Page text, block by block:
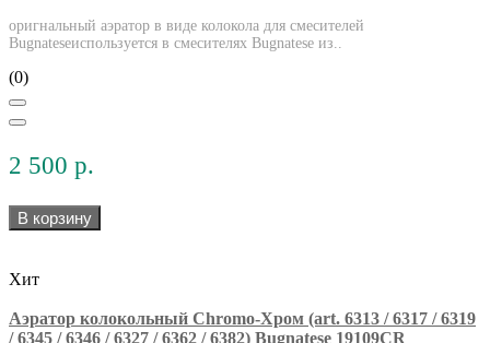
оригнальный аэратор в виде колокола для смесителей
Bugnateseиспользуется в смесителях Bugnatese из..
(0)
2 500 р.
В корзину
Хит
Аэратор колокольный Chromo-Хром (art. 6313 / 6317 / 6319
/ 6345 / 6346 / 6327 / 6362 / 6382) Bugnatese 19109CR